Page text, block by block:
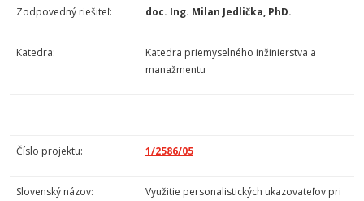
Zodpovedný riešiteľ: doc. Ing. Milan Jedlička, PhD.
Katedra:
Katedra priemyselného inžinierstva a
manažmentu
Číslo projektu: 1/2586/05
Slovenský názov:
Využitie personalistických ukazovateľov pri